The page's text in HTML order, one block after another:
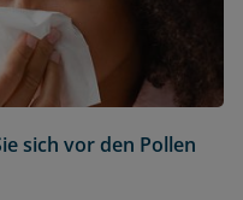
sich vor den Pollen